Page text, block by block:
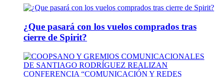
¿Que pasará con los vuelos comprados tras
cierre de Spirit?